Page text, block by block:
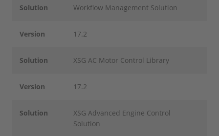
Solution Workflow Management Solution
Version 17.2
Solution XSG AC Motor Control Library
Version 17.2
Solution
XSG Advanced Engine Control
Solution